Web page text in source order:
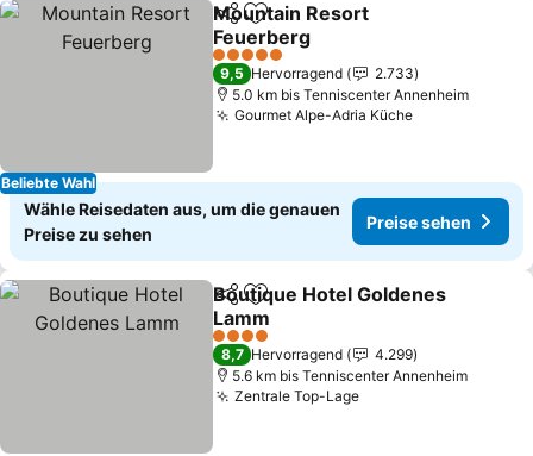
Beliebte Wahl
TeilenZu Favoriten hinzufügen
Mountain Resort
Feuerberg
5 Sterne
9,5 Hervorragend
2.733
5.0 km bis Tenniscenter Annenheim
Gourmet Alpe-Adria Küche
Wähle Reisedaten aus, um die genauen
Preise zu sehen
Preise sehen
TeilenZu Favoriten hinzufügen
Boutique Hotel Goldenes
Lamm
4 Sterne
8,7 Hervorragend
4.299
5.6 km bis Tenniscenter Annenheim
Zentrale Top-Lage